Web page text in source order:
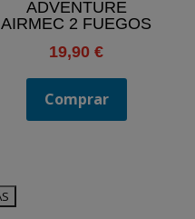
ADVENTURE
AIRMEC 2 FUEGOS
19,90€
Comprar